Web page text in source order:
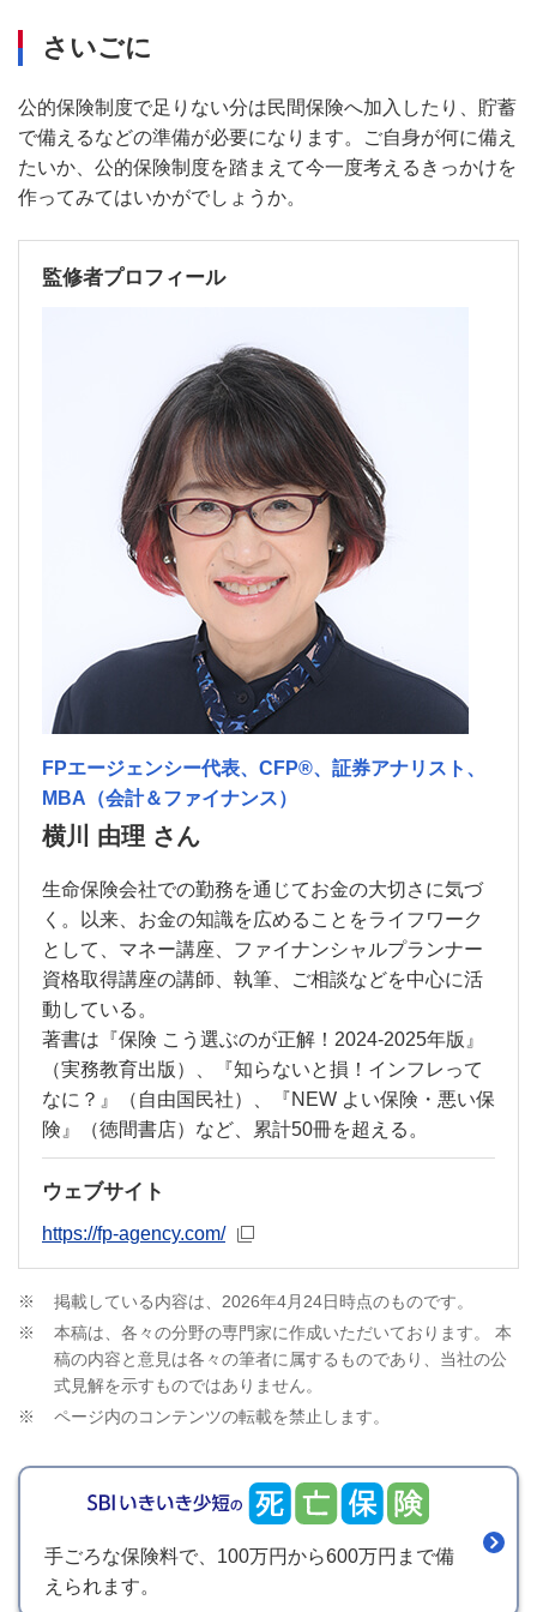
さいごに
公的保険制度で足りない分は民間保険へ加入したり、貯蓄
で備えるなどの準備が必要になります。ご自身が何に備え
たいか、公的保険制度を踏まえて今一度考えるきっかけを
作ってみてはいかがでしょうか。
監修者プロフィール
FPエージェンシー代表、CFP®、証券アナリスト、
MBA（会計＆ファイナンス）
横川 由理 さん
生命保険会社での勤務を通じてお金の大切さに気づ
く。以来、お金の知識を広めることをライフワーク
として、マネー講座、ファイナンシャルプランナー
資格取得講座の講師、執筆、ご相談などを中心に活
動している。
著書は『保険 こう選ぶのが正解！2024-2025年版』
（実務教育出版）、『知らないと損！インフレって
なに？』（自由国民社）、『NEW よい保険・悪い保
険』（徳間書店）など、累計50冊を超える。
ウェブサイト
https://fp-agency.com/新規ウィンドウを開きます
※
掲載している内容は、2026年4月24日時点のものです。
※
本稿は、各々の分野の専門家に作成いただいております。 本
稿の内容と意見は各々の筆者に属するものであり、当社の公
式見解を示すものではありません。
※
ページ内のコンテンツの転載を禁止します。
手ごろな保険料で、100万円から600万円まで備
えられます。